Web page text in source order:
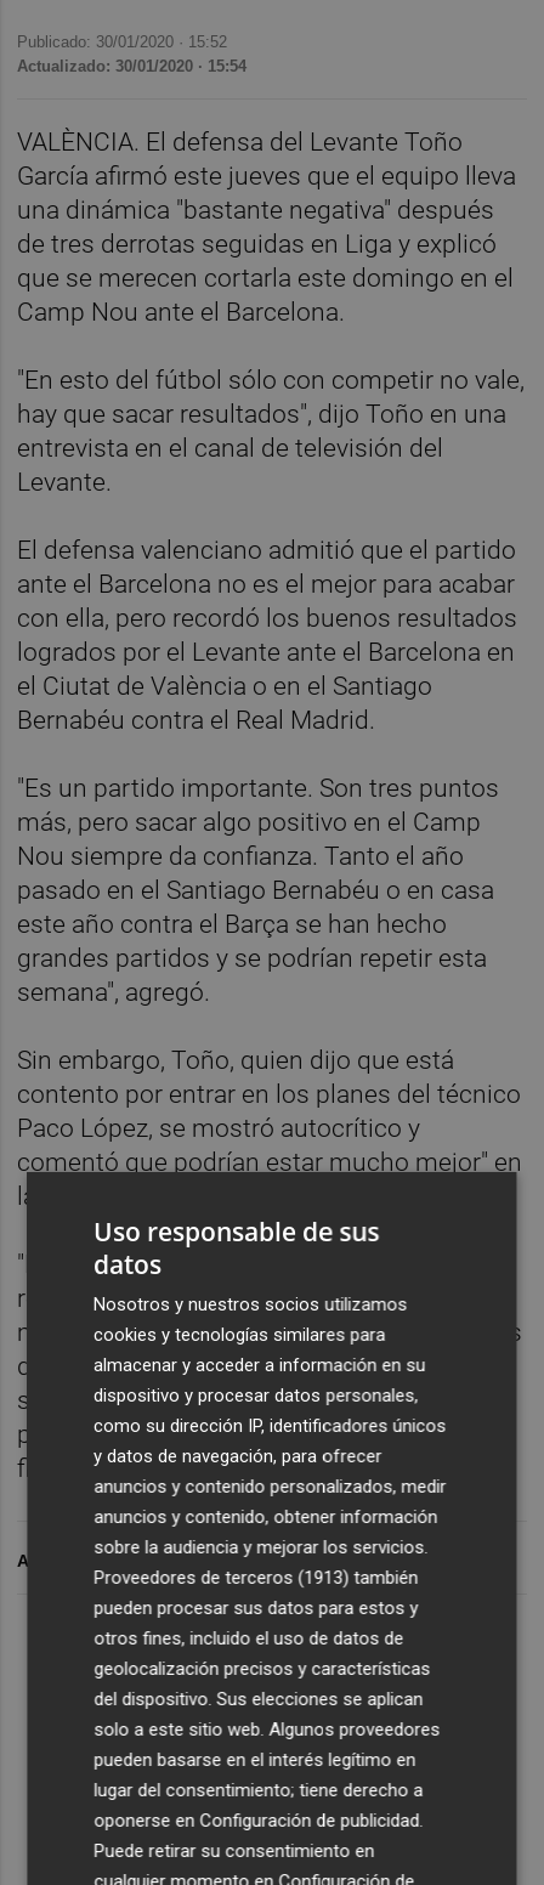
Publicado: 30/01/2020 · 15:52
Actualizado: 30/01/2020 · 15:54
VALÈNCIA. El defensa del Levante Toño
García afirmó este jueves que el equipo lleva
una dinámica "bastante negativa" después
de tres derrotas seguidas en Liga y explicó
que se merecen cortarla este domingo en el
Camp Nou ante el Barcelona.
"En esto del fútbol sólo con competir no vale,
hay que sacar resultados", dijo Toño en una
entrevista en el canal de televisión del
Levante.
El defensa valenciano admitió que el partido
ante el Barcelona no es el mejor para acabar
con ella, pero recordó los buenos resultados
logrados por el Levante ante el Barcelona en
el Ciutat de València o en el Santiago
Bernabéu contra el Real Madrid.
"Es un partido importante. Son tres puntos
más, pero sacar algo positivo en el Camp
Nou siempre da confianza. Tanto el año
pasado en el Santiago Bernabéu o en casa
este año contra el Barça se han hecho
grandes partidos y se podrían repetir esta
semana", agregó.
Sin embargo, Toño, quien dijo que está
contento por entrar en los planes del técnico
Paco López, se mostró autocrítico y
comentó que podrían estar mucho mejor" en
la clasificación de la Liga.
"Estamos con nueve puntos de ventaja
respecto al descenso pero podríamos estar
mucho mejor si hubiéramos sacado algunos
de los resultados que debíamos haber
sacado. Sobre todo en casa se nos han ido
puntos que no deberíamos haber perdido",
finalizó.
ARCHIVADO EN
Uso responsable de sus
datos
Nosotros y nuestros socios utilizamos
cookies y tecnologías similares para
almacenar y acceder a información en su
dispositivo y procesar datos personales,
como su dirección IP, identificadores únicos
y datos de navegación, para ofrecer
anuncios y contenido personalizados, medir
anuncios y contenido, obtener información
sobre la audiencia y mejorar los servicios.
Proveedores de terceros (1913) también
pueden procesar sus datos para estos y
otros fines, incluido el uso de datos de
geolocalización precisos y características
del dispositivo. Sus elecciones se aplican
solo a este sitio web. Algunos proveedores
pueden basarse en el interés legítimo en
lugar del consentimiento; tiene derecho a
oponerse enConfiguración de publicidad.
Puede retirar su consentimiento en